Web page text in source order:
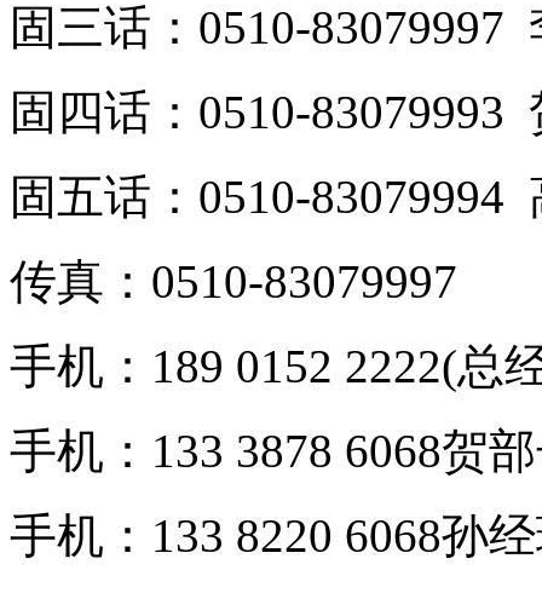
固三话：0510-83079997
固四话：0510-83079993
固五话：0510-83079994
传真：0510-83079997
手机：189 0152 2222(总
手机：133 3878 6068贺
手机：133 8220 6068孙